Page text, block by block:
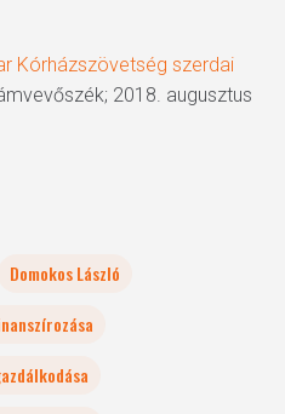
Kórházszövetség szerdai
2018. augusztus
Domokos László